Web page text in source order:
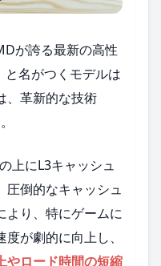
が誇る最新の高性
と名がつくモデルは
、革新的な技術
上にL3キャッシュ
圧倒的なキャッシュ
より、特にゲームに
が劇的に向上し、
やロード時間の短縮